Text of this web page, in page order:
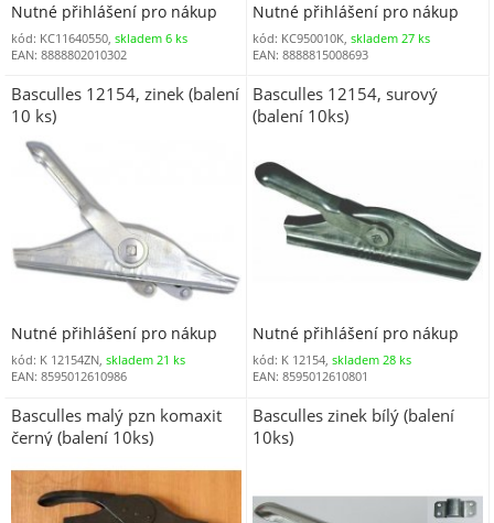
Nutné přihlášení pro nákup
kód: KC11640550, skladem 6 ks
EAN: 8888802010302
Nutné přihlášení pro nákup
kód: KC950010K,skladem 27 ks
EAN: 8888815008693
Basculles 12154, zinek (balení
10 ks)
Nutné přihlášení pro nákup
kód: K 12154ZN, skladem 21 ks
EAN: 8595012610986
Basculles 12154, surový
(balení 10ks)
Nutné přihlášení pro nákup
kód: K 12154,skladem 28 ks
EAN: 8595012610801
Basculles malý pzn komaxit
černý (balení 10ks)
Basculles zinek bílý (balení
10ks)